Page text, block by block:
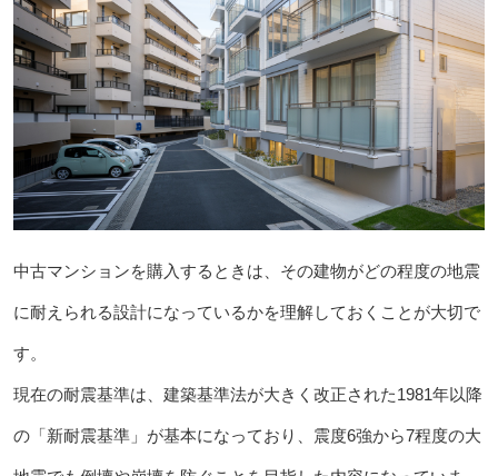
中古マンションを購入するときは、その建物がどの程度の地震
に耐えられる設計になっているかを理解しておくことが大切で
す。
現在の耐震基準は、建築基準法が大きく改正された1981年以降
の「新耐震基準」が基本になっており、震度6強から7程度の大